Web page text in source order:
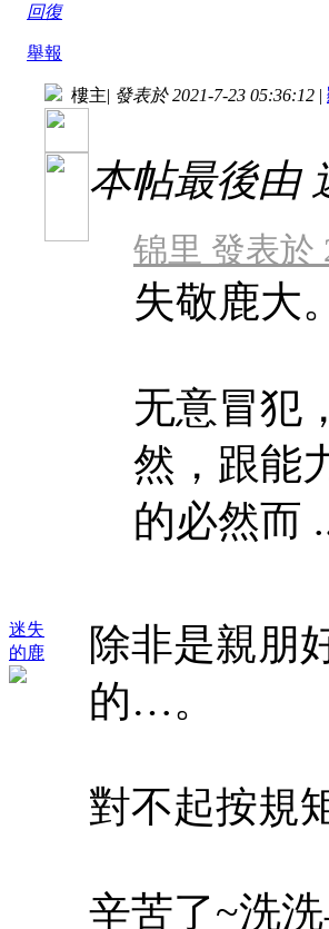
回復
舉報
迷失
的鹿
樓主| 發表於 2021-7-23 05:36:12 |
本帖最後由
锦里 發表於
失敬鹿大。
无意冒犯
然，跟能
的必然而
除非是親朋
的…。
對不起按規
辛苦了~洗